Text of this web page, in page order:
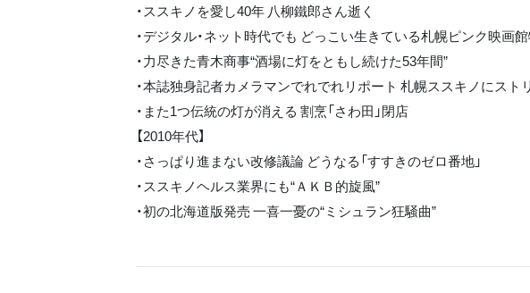
・ススキノを愛し40年 八柳鐵郎さん逝く
・デジタル・ネット時代でも どっこい生きている札幌ピンク映画
・力尽きた青木商事“酒場に灯をともし続けた53年間”
・本誌独身記者カメラマンでれでれリポート 札幌ススキノにスト
・また1つ伝統の灯が消える 割烹「さわ田」閉店
【2010年代】
・さっぱり進まない改修議論 どうなる「すすきのゼロ番地」
・ススキノヘルス業界にも“ＡＫＢ的旋風”
・初の北海道版発売 一喜一憂の“ミシュラン狂騒曲”